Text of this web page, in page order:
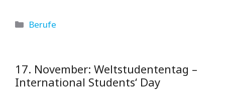
Kategorien
Berufe
17. November: Weltstudententag –
International Students‘ Day